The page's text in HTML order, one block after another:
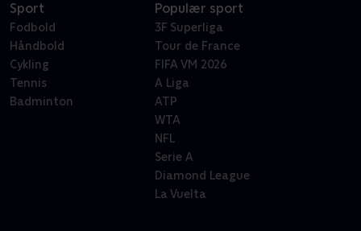
Sport
Fodbold
Håndbold
Cykling
Tennis
Badminton
Populær sport
3F Superliga
Tour de France
FIFA VM 2026
A Liga
ATP
WTA
NFL
Serie A
Diamond League
La Vuelta